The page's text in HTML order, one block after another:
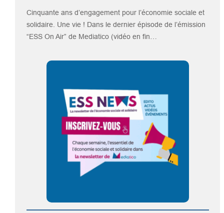
Cinquante ans d’engagement pour l’économie sociale et
solidaire. Une vie ! Dans le dernier épisode de l’émission
“ESS On Air” de Mediatico (vidéo en fin…